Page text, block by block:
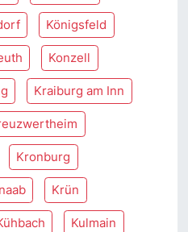
Königsfeld
Konzell
Kraiburg am Inn
Kronburg
Krün
Kulmain